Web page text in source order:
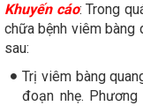
Khuyến cáo: Trong
chữa bệnh viêm bàng
sau:
Trị viêm bàng
đoạn nhẹ.